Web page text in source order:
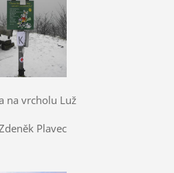
na vrcholu Luž
Plavec